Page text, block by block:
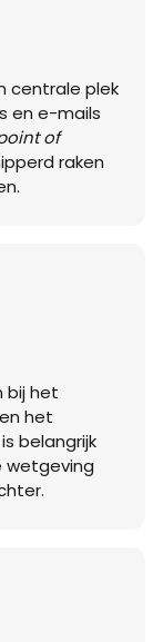
centrale plek
en e-mails
of
raken
bij het
het
belangrijk
wetgeving